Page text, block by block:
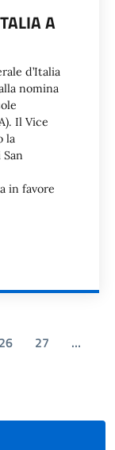
A
d’Italia
nomina
Il Vice
la
in favore
26 27
…